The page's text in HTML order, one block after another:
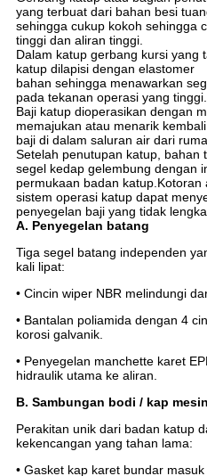
yang terbuat dari bahan besi
sehingga cukup kokoh sehingga
tinggi dan aliran tinggi.
Dalam katup gerbang kursi yang
katup dilapisi dengan elastomer
bahan sehingga menawarkan
pada tekanan operasi yang tinggi.
Baji katup dioperasikan dengan
memajukan atau menarik
baji di dalam saluran air dari
Setelah penutupan katup, bahan
segel kedap gelembung dengan
permukaan badan
sistem operasi katup dapat
penyegelan baji yang tidak
A. Penyegelan batang
Tiga segel batang independen
kali lipat:
• Cincin wiper NBR melindungi
• Bantalan poliamida dengan 4
korosi galvanik.
• Penyegelan manchette karet
hidraulik utama ke aliran.
B. Sambungan bodi / kap mesin
Perakitan unik dari badan katup
kekencangan yang tahan lama:
• Gasket kap karet bundar